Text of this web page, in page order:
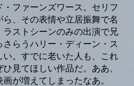
ファーンズワース。セリフ
ら、その表情や立居振舞で名
ストシーンのみの出演で兄
らうハリー・ディーン・ス
い。すでに老いた人も、これ
見てほしい作品だ。ああ、
が増えてしまったなあ。